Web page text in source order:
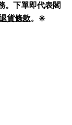
。下單即代表閣
貨條款。✳️